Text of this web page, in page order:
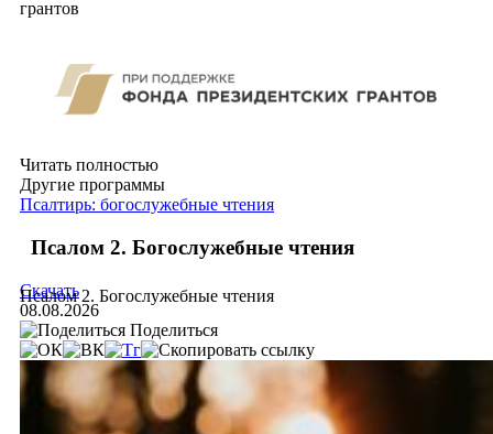
грантов
Читать полностью
Другие программы
Псалтирь: богослужебные чтения
Псалом 2. Богослужебные чтения
Псалом 2. Богослужебные чтения
Скачать
08.08.2026
Поделиться